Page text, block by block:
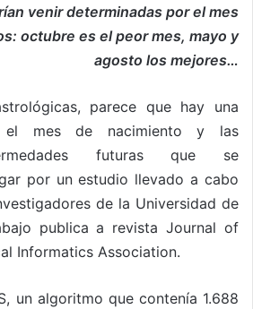
venir determinadas por el mes
octubre es el peor mes, mayo y
agosto los mejores…
parece que hay una
el mes de nacimiento y las
futuras que se
por un estudio llevado a cabo
de la Universidad de
publica a revista Journal of
Informatics Association.
un algoritmo que contenía 1.688